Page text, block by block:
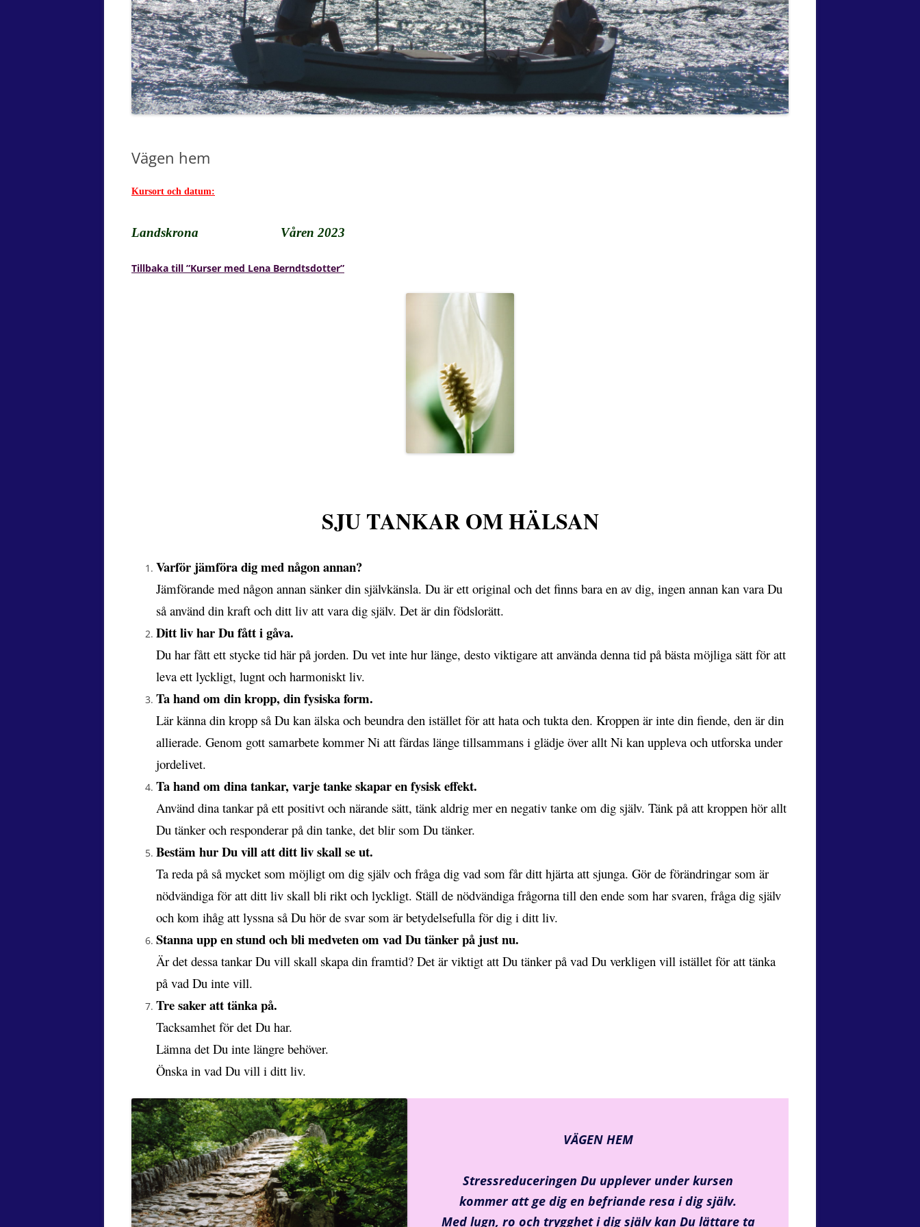
Vägen hem
Kursort och datum:
Landskrona Våren 2023
Tillbaka till ”Kurser med Lena Berndtsdotter”
SJU TANKAR OM HÄLSAN
Varför jämföra dig med någon annan?
Jämförande med någon annan sänker din självkänsla. Du är ett original och det finns bara en av dig, ingen annan kan vara Du
så använd din kraft och ditt liv att vara dig själv. Det är din födslorätt.
Ditt liv har Du fått i gåva.
Du har fått ett stycke tid här på jorden. Du vet inte hur länge, desto viktigare att använda denna tid på bästa möjliga sätt för att
leva ett lyckligt, lugnt och harmoniskt liv.
Ta hand om din kropp, din fysiska form.
Lär känna din kropp så Du kan älska och beundra den istället för att hata och tukta den. Kroppen är inte din fiende, den är din
allierade. Genom gott samarbete kommer Ni att färdas länge tillsammans i glädje över allt Ni kan uppleva och utforska under
jordelivet.
Ta hand om dina tankar, varje tanke skapar en fysisk effekt.
Använd dina tankar på ett positivt och närande sätt, tänk aldrig mer en negativ tanke om dig själv. Tänk på att kroppen hör allt
Du tänker och responderar på din tanke, det blir som Du tänker.
Bestäm hur Du vill att ditt liv skall se ut.
Ta reda på så mycket som möjligt om dig själv och fråga dig vad som får ditt hjärta att sjunga. Gör de förändringar som är
nödvändiga för att ditt liv skall bli rikt och lyckligt. Ställ de nödvändiga frågorna till den ende som har svaren, fråga dig själv
och kom ihåg att lyssna så Du hör de svar som är betydelsefulla för dig i ditt liv.
Stanna upp en stund och bli medveten om vad Du tänker på just nu.
Är det dessa tankar Du vill skall skapa din framtid? Det är viktigt att Du tänker på vad Du verkligen vill istället för att tänka
på vad Du inte vill.
Tre saker att tänka på.
Tacksamhet för det Du har.
Lämna det Du inte längre behöver.
Önska in vad Du vill i ditt liv.
VÄGEN HEM
Stressreduceringen Du upplever under kursen
kommer att ge dig en befriande resa i dig själv.
Med lugn, ro och trygghet i dig själv kan Du lättare ta